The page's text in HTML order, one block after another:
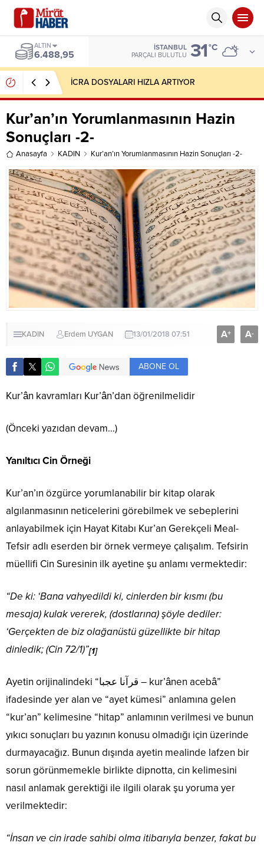
ALTIN
6.488,95
İSTANBUL
PARÇALI BULUTLU 31°C
İCRA DOSYALARI HIZLA ARTIYOR
Kur’an’ın Yorumlanmasının Hazin
Sonuçları -2-
Anasayfa KADIN Kur’an’ın Yorumlanmasının Hazin Sonuçları -2-
KADIN Erdem UYGAN 13/01/2018 07:51 A+ A-
ABONE OL
Kur’ân kavramları Kur’ân’dan öğrenilmelidir
(Önceki yazıdan devam…)
Yanıltıcı Cin Örneği
Kur’an’ın özgürce yorumlanabilir bir kitap olarak
algılanmasının neticelerini görebilmek ve sebeplerini
anlayabilmek için Hayat Kitabı Kur’an Gerekçeli Meal-
Tefsir adlı eserden bir örnek vermeye çalışalım. Tefsirin
müellifi Cin Suresinin ilk ayetine şu anlamı vermektedir:
“De ki: ‘Bana vahyedildi ki, cinlerden bir kısmı (bu
mesaja) kulak vererek, (dostlarına) şöyle dediler:
‘Gerçekten de biz olağanüstü güzellikte bir hitap
dinledik; (Cin 72/1)”[1]
Ayetin orijinalindeki “قرآنا عجبا – kur’ânen acebâ”
ifadesinde yer alan ve “ayet kümesi” anlamına gelen
“kur’an” kelimesine “hitap” anlamının verilmesi ve bunun
yıkıcı sonuçları bu yazının konusu olmadığı için üzerinde
durmayacağız. Bunun dışında ayetin mealinde lafzen bir
sorun görünmemekle birlikte dipnotta, cin kelimesini
nasıl anlamak gerektiği ile ilgili olarak şu yoruma yer
verilmektedir:
“İnsan ve cin irade sahibi olma itibarıyla benzer, fakat bu